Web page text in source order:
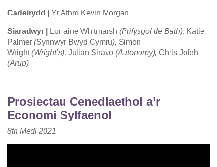
Cadeirydd | Yr Athro Kevin Morgan
Siaradwyr | Lorraine Whitmarsh (Prifysgol de Bath), Katie
Palmer (Synnwyr Bwyd Cymru), Simon
Wright(Wright’s), Julian Siravo (Autonomy), Chris Jofeh
(Arup)
Prosiectau Cenedlaethol a’r
Economi Sylfaenol
8th Medi 2021